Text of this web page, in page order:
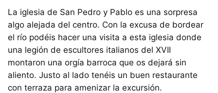
La iglesia de San Pedro y Pablo es una sorpresa
algo alejada del centro. Con la excusa de bordear
el río podéis hacer una visita a esta iglesia donde
una legión de escultores italianos del XVII
montaron una orgía barroca que os dejará sin
aliento. Justo al lado tenéis un buen restaurante
con terraza para amenizar la excursión.